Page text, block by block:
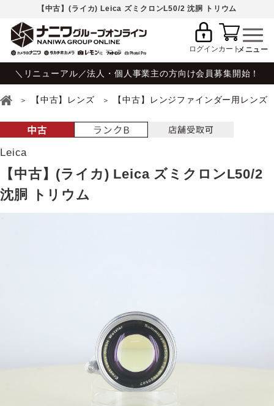
【中古】(ライカ) Leica ズミクロンL50/2 沈胴 トリウム
ログインカート
＼リニューアル／法人・個人事業主の方向け会員募集開始！
【中古】レンズ 【中古】レンジファインダー用レンズ
Leica
【中古】(ライカ) Leica ズミクロンL50/2
沈胴 トリウム